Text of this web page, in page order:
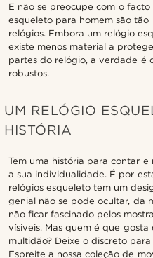
E não se preocupe com o
esqueleto para homem são
relógios. Embora um relógio
existe menos material a
partes do relógio, a verdade é
robustos.
UM RELÓGIO
HISTÓRIA
Tem uma história para contar
a sua individualidade. É por
relógios esqueleto tem um
genial não se pode ocultar, da
não ficar fascinado pelos
vísiveis. Mas quem é que gosta
multidão? Deixe o discreto para
Espreite a nossa coleção de